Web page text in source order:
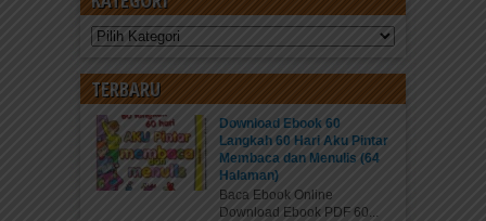
Kategori
TERBARU
Download Ebook 60
Langkah 60 Hari Aku Pintar
Membaca dan Menulis (64
Halaman)
Baca Ebook Online
Download Ebook PDF 60...